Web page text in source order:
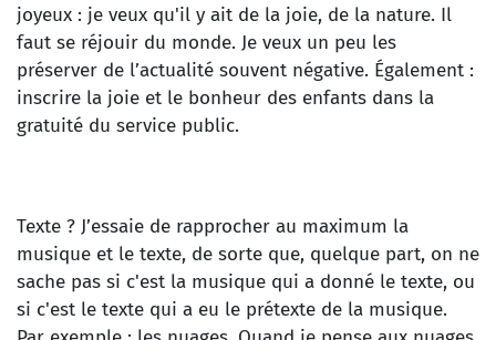
joyeux : je veux qu'il y ait de la joie, de la nature. Il
faut se réjouir du monde. Je veux un peu les
préserver de l’actualité souvent négative. Également :
inscrire la joie et le bonheur des enfants dans la
gratuité du service public.
Texte ? J’essaie de rapprocher au maximum la
musique et le texte, de sorte que, quelque part, on ne
sache pas si c'est la musique qui a donné le texte, ou
si c'est le texte qui a eu le prétexte de la musique.